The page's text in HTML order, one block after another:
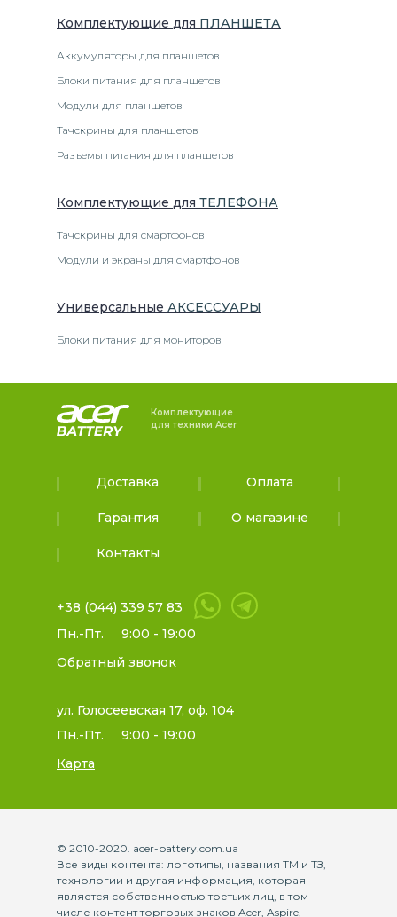
Комплектующие для ПЛАНШЕТА
Аккумуляторы для планшетов
Блоки питания для планшетов
Модули для планшетов
Тачскрины для планшетов
Разъемы питания для планшетов
Комплектующие для ТЕЛЕФОНА
Тачскрины для смартфонов
Модули и экраны для смартфонов
Универсальные АКСЕССУАРЫ
Блоки питания для мониторов
Комплектующие
для техники Acer
Доставка Оплата
Гарантия О магазине
Контакты
+38 (044) 339 57 83
Пн.-Пт.
9:00 - 19:00
Обратный звонок
ул. Голосеевская 17, оф. 104
Пн.-Пт.
9:00 - 19:00
Карта
© 2010-2020. acer-battery.com.ua
Все виды контента: логотипы, названия ТМ и ТЗ,
технологии и другая информация, которая
является собственностью третьих лиц, в том
числе контент торговых знаков Acer, Aspire,